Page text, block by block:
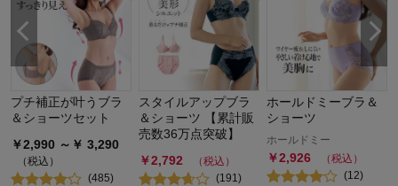
プチ補正が叶うブラ
＆ショーツセット
￥2,990 ～￥ 3,290
（税込）
(485)
スタイルアップブラ
＆ショーツ 【累計販
売数36万点突破】
￥2,792
（税込）
(191)
ホールドミーブラ＆
ショーツ
ホールドミー
￥2,926
（税込）
(12)